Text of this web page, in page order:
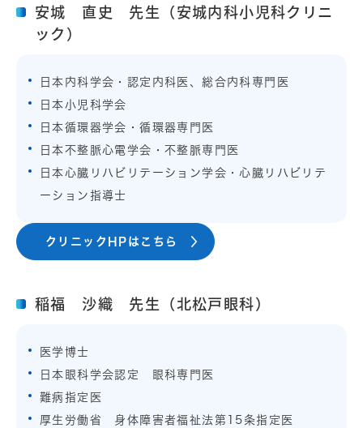
安城 直史 先生（安城内科小児科クリニ
ック）
日本内科学会・認定内科医、総合内科専門医
日本小児科学会
日本循環器学会・循環器専門医
日本不整脈心電学会・不整脈専門医
日本心臓リハビリテーション学会・心臓リハビリテ
ーション指導士
クリニックHPはこちら
稲福 沙織 先生（北松戸眼科）
医学博士
日本眼科学会認定 眼科専門医
難病指定医
厚生労働省 身体障害者福祉法第15条指定医